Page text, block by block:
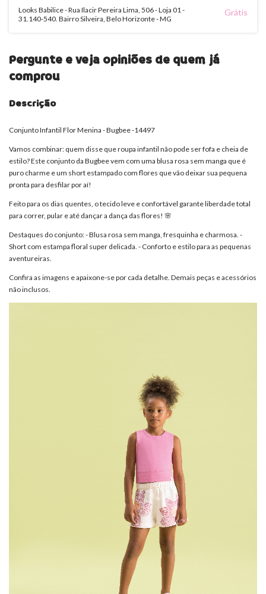
Looks Babilice - Rua Ilacir Pereira Lima, 506 - Loja 01 -
31.140-540. Bairro Silveira, Belo Horizonte - MG
Grátis
Pergunte e veja opiniões de quem já
comprou
Descrição
Conjunto Infantil Flor Menina - Bugbee -14497
Vamos combinar: quem disse que roupa infantil não pode ser fofa e cheia de
estilo? Este conjunto da Bugbee vem com uma blusa rosa sem manga que é
puro charme e um short estampado com flores que vão deixar sua pequena
pronta para desfilar por aí!
Feito para os dias quentes, o tecido leve e confortável garante liberdade total
para correr, pular e até dançar a dança das flores! 🌸
Destaques do conjunto: - Blusa rosa sem manga, fresquinha e charmosa. -
Short com estampa floral super delicada. - Conforto e estilo para as pequenas
aventureiras.
Confira as imagens e apaixone-se por cada detalhe. Demais peças e acessórios
não inclusos.